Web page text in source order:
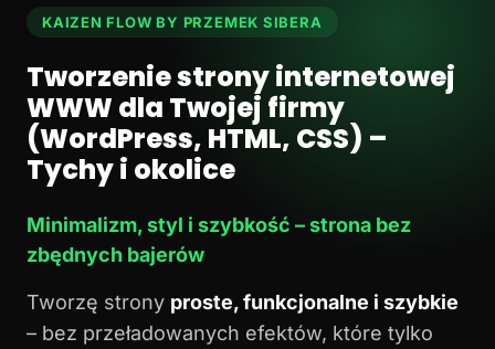
KAIZEN FLOW BY PRZEMEK SIBERA
Tworzenie strony internetowej
WWW dla Twojej firmy
(WordPress, HTML, CSS) –
Tychy i okolice
Minimalizm, styl i szybkość – strona bez
zbędnych bajerów
Tworzę strony proste, funkcjonalne i szybkie
– bez przeładowanych efektów, które tylko